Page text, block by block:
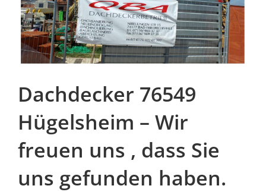
Dachdecker 76549
Hügelsheim – Wir
freuen uns , dass Sie
uns gefunden haben.